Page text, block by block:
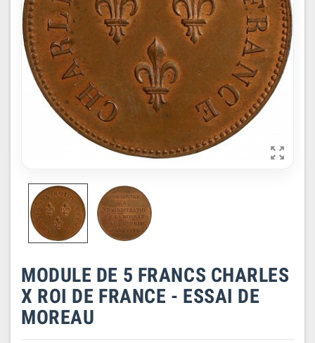

MODULE DE 5 FRANCS CHARLES
X ROI DE FRANCE - ESSAI DE
MOREAU